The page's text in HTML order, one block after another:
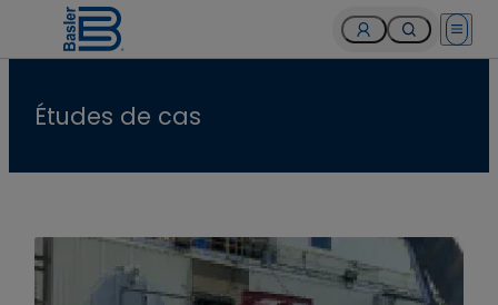
Open
Études de cas